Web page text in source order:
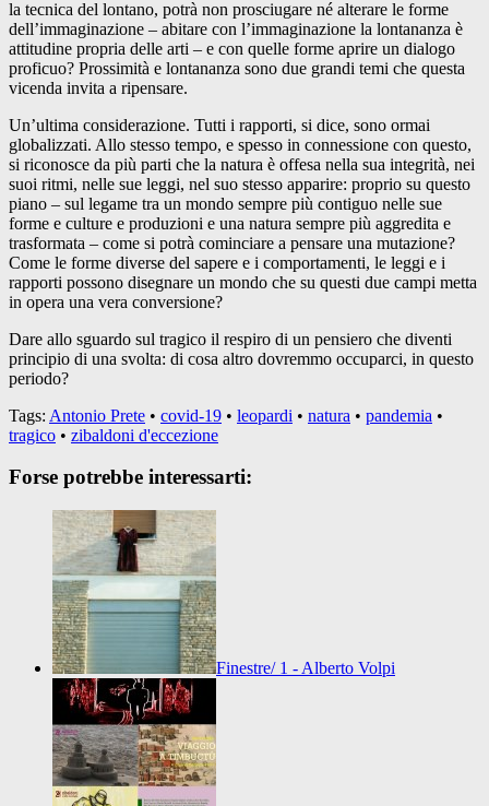
la tecnica del lontano, potrà non prosciugare né alterare le forme
dell’immaginazione – abitare con l’immaginazione la lontananza è
attitudine propria delle arti – e con quelle forme aprire un dialogo
proficuo? Prossimità e lontananza sono due grandi temi che questa
vicenda invita a ripensare.
Un’ultima considerazione. Tutti i rapporti, si dice, sono ormai
globalizzati. Allo stesso tempo, e spesso in connessione con questo,
si riconosce da più parti che la natura è offesa nella sua integrità, nei
suoi ritmi, nelle sue leggi, nel suo stesso apparire: proprio su questo
piano – sul legame tra un mondo sempre più contiguo nelle sue
forme e culture e produzioni e una natura sempre più aggredita e
trasformata – come si potrà cominciare a pensare una mutazione?
Come le forme diverse del sapere e i comportamenti, le leggi e i
rapporti possono disegnare un mondo che su questi due campi metta
in opera una vera conversione?
Dare allo sguardo sul tragico il respiro di un pensiero che diventi
principio di una svolta: di cosa altro dovremmo occuparci, in questo
periodo?
Tags: Antonio Prete • covid-19 • leopardi • natura • pandemia •
tragico • zibaldoni d'eccezione
Forse potrebbe interessarti:
Finestre/ 1 - Alberto Volpi